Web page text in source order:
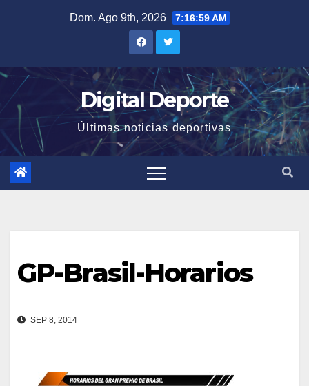
Dom. Ago 9th, 2026 7:16:59 AM
Digital Deporte
Últimas noticias deportivas
GP-Brasil-Horarios
SEP 8, 2014